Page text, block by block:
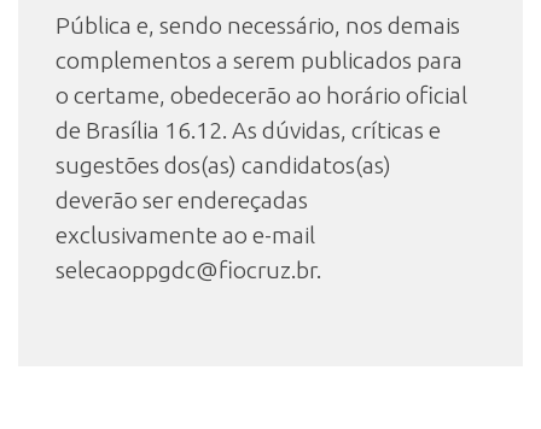
Pública e, sendo necessário, nos demais
complementos a serem publicados para
o certame, obedecerão ao horário oficial
de Brasília 16.12. As dúvidas, críticas e
sugestões dos(as) candidatos(as)
deverão ser endereçadas
exclusivamente ao e-mail
selecaoppgdc@fiocruz.br.